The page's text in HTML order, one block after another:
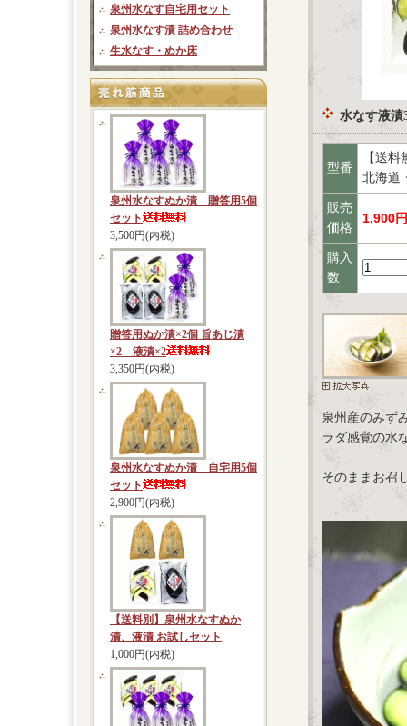
泉州水なす自宅用セット
泉州水なす漬 詰め合わせ
生水なす・ぬか床
泉州水なすぬか漬 贈答用5個
セット
3,500円(内税)
贈答用ぬか漬×2個 旨あじ漬
×2 液漬×2
3,350円(内税)
泉州水なすぬか漬 自宅用5個
セット
2,900円(内税)
【送料別】泉州水なすぬか
漬、液漬 お試しセット
1,000円(内税)
水なす液漬
型番
【送
北海道
販売
価格
1,900
購入
数
泉州産のみず
ラダ感覚の水
そのままお召